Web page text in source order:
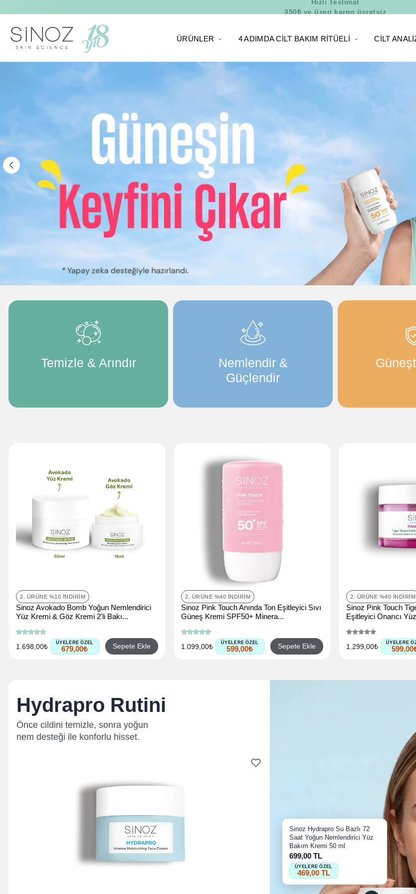
350₺ ve üzeri kargo ücretsiz
ÜRÜNLER 4 ADIMDA CILT BAKIM RITÜELI CILT
Temizle & Arındır
Nemlendir &
Güçlendir
2. ÜRÜNE %10 İNDIRIM
Sinoz Avokado Bomb Yoğun Nemlendirici
Yüz Kremi & Göz Kremi 2'li Bakı...
1.698,00₺ ÜYELERE ÖZEL
679,00₺ Sepete Ekle
2. ÜRÜNE %40 İNDIRIM
Sinoz Pink Touch Anında Ton Eşitleyici Sıvı
Güneş Kremi SPF50+ Minera...
1.099,00₺ ÜYELERE ÖZEL
599,00₺ Sepete Ekle
2. ÜRÜNE %40 İNDIRIM
Sinoz Pink Touch
Eşitleyici Onarıcı
1.299,00₺ ÜYELERE
Hydrapro Rutini
Önce cildini temizle, sonra yoğun
nem desteği ile konforlu hisset.
Sinoz Hydrapro Su Bazlı 72
Saat Yoğun Nemlendirici Yüz
Bakım Kremi 50 ml
699,00 TL
ÜYELERE ÖZEL
469,00 TL